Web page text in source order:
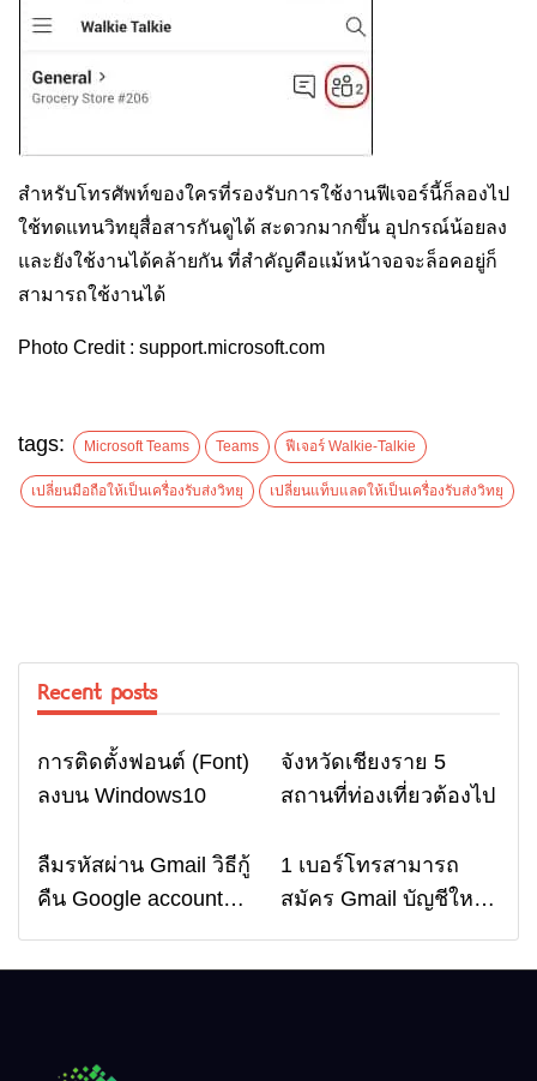
สำหรับโทรศัพท์ของใครที่รองรับการใช้งานฟีเจอร์นี้ก็ลองไป
ใช้ทดแทนวิทยุสื่อสารกันดูได้ สะดวกมากขึ้น อุปกรณ์น้อยลง
และยังใช้งานได้คล้ายกัน ที่สำคัญคือแม้หน้าจอจะล็อคอยู่ก็
สามารถใช้งานได้
Photo Credit : support.microsoft.com
tags: Microsoft Teams Teams ฟีเจอร์ Walkie-Talkie
เปลี่ยนมือถือให้เป็นเครื่องรับส่งวิทยุ เปลี่ยนแท็บแลตให้เป็นเครื่องรับส่งวิทยุ
Recent posts
Computer
การติดตั้งฟอนต์ (Font)
ลงบน Windows10
Travel
จังหวัดเชียงราย 5
สถานที่ท่องเที่ยวต้องไป
Email
ลืมรหัสผ่าน Gmail วิธีกู้
คืน Google account
Email
1 เบอร์โทรสามารถ
สมัคร Gmail บัญชีใหม่